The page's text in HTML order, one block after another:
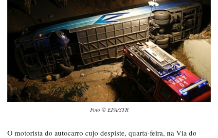
Foto © EPA/STR
O motorista do autocarro cujo despiste, quarta-feira, na Via do